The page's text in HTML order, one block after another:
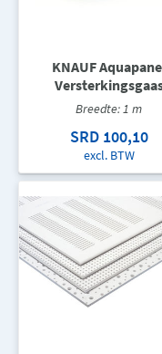
KNAUF
Breedte: 1 m
SRD 100,10
excl. BTW